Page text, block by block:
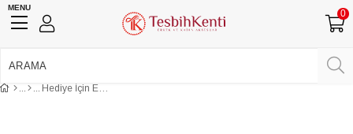
MENU
0
Hediye İçin En Güzel Anahtarlık Çeşitleri